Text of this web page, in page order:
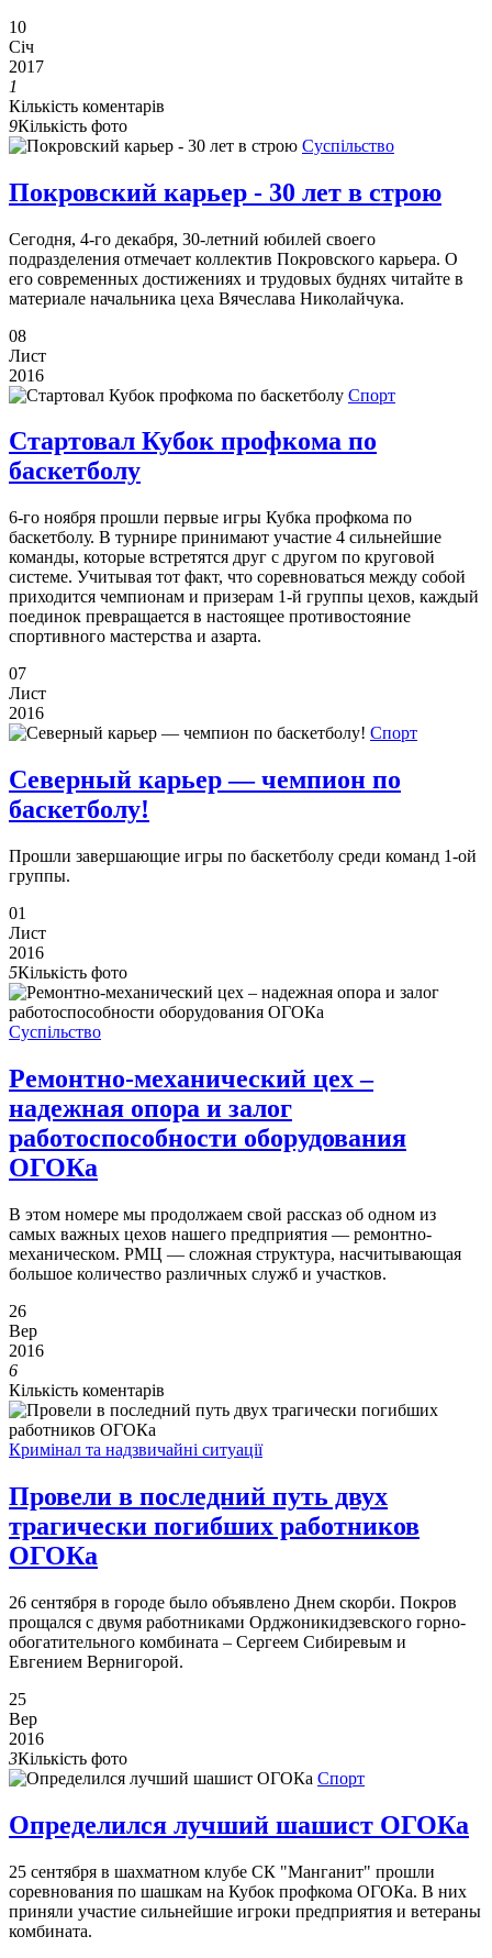
10
Січ
2017
1
Кількість коментарів
9Кількість фото
Суспільство
Покровский карьер - 30 лет в строю
Сегодня, 4-го декабря, 30-летний юбилей своего
подразделения отмечает коллектив Покровского карьера. О
его современных достижениях и трудовых буднях читайте в
материале начальника цеха Вячеслава Николайчука.
08
Лист
2016
Спорт
Стартовал Кубок профкома по
баскетболу
6-го ноября прошли первые игры Кубка профкома по
баскетболу. В турнире принимают участие 4 сильнейшие
команды, которые встретятся друг с другом по круговой
системе. Учитывая тот факт, что соревноваться между собой
приходится чемпионам и призерам 1-й группы цехов, каждый
поединок превращается в настоящее противостояние
спортивного мастерства и азарта.
07
Лист
2016
Спорт
Северный карьер — чемпион по
баскетболу!
Прошли завершающие игры по баскетболу среди команд 1-ой
группы.
01
Лист
2016
5Кількість фото
Суспільство
Ремонтно-механический цех –
надежная опора и залог
работоспособности оборудования
ОГОКа
В этом номере мы продолжаем свой рассказ об одном из
самых важных цехов нашего предприятия — ремонтно-
механическом. РМЦ — сложная структура, насчитывающая
большое количество различных служб и участков.
26
Вер
2016
6
Кількість коментарів
Кримінал та надзвичайні ситуації
Провели в последний путь двух
трагически погибших работников
ОГОКа
26 сентября в городе было объявлено Днем скорби. Покров
прощался с двумя работниками Орджоникидзевского горно-
обогатительного комбината – Сергеем Сибиревым и
Евгением Вернигорой.
25
Вер
2016
3Кількість фото
Спорт
Определился лучший шашист ОГОКа
25 сентября в шахматном клубе СК "Манганит" прошли
соревнования по шашкам на Кубок профкома ОГОКа. В них
приняли участие сильнейшие игроки предприятия и ветераны
комбината.